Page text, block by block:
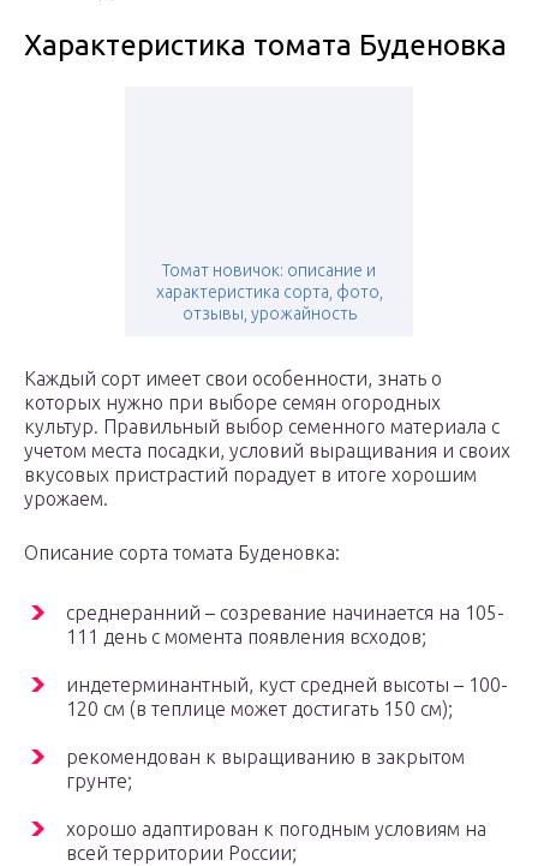
Характеристика томата Буденовка
Томат новичок: описание и
характеристика сорта, фото,
отзывы, урожайность
Каждый сорт имеет свои особенности, знать о
которых нужно при выборе семян огородных
культур. Правильный выбор семенного материала с
учетом места посадки, условий выращивания и своих
вкусовых пристрастий порадует в итоге хорошим
урожаем.
Описание сорта томата Буденовка:
среднеранний – созревание начинается на 105-
111 день с момента появления всходов;
индетерминантный, куст средней высоты – 100-
120 см (в теплице может достигать 150 см);
рекомендован к выращиванию в закрытом
грунте;
хорошо адаптирован к погодным условиям на
всей территории России;